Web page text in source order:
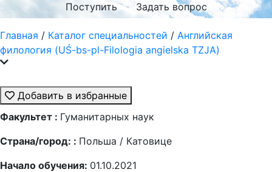
Поступить
Задать вопрос
Главная / Каталог специальностей / Английская
филология (UŚ-bs-pl-Filologia angielska TZJA)
Добавить в избранные
Факультет : Гуманитарных наук
Страна/город: : Польша / Катовице
Начало обучения: 01.10.2021